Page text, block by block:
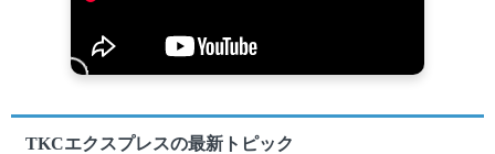
TKCエクスプレスの最新トピック